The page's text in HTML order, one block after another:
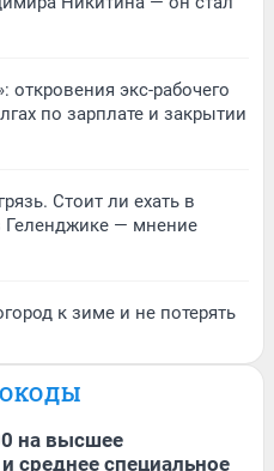
откровения экс-рабочего
по зарплате и закрытии
Стоит ли ехать в
— мнение
к зиме и не потерять
на высшее
среднее специальное